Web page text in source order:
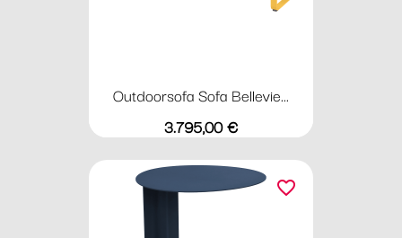
Outdoorsofa Sofa Bellevie...
Preis
3.795,00 €
favorite_border